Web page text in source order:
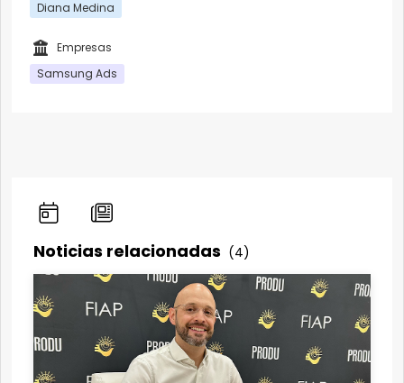
Diana Medina
Empresas
Samsung Ads
Noticias relacionadas (4)